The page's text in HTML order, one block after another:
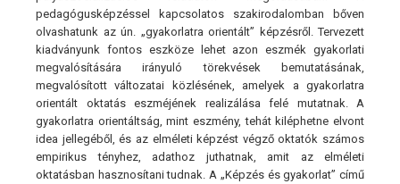
pedagógusképzéssel kapcsolatos szakirodalomban bőven
olvashatunk az ún. „gyakorlatra orientált” képzésről. Tervezett
kiadványunk fontos eszköze lehet azon eszmék gyakorlati
megvalósítására irányuló törekvések bemutatásának,
megvalósított változatai közlésének, amelyek a gyakorlatra
orientált oktatás eszméjének realizálása felé mutatnak. A
gyakorlatra orientáltság, mint eszmény, tehát kiléphetne elvont
idea jellegéből, és az elméleti képzést végző oktatók számos
empirikus tényhez, adathoz juthatnak, amit az elméleti
oktatásban hasznosítani tudnak. A „Képzés és gyakorlat” című